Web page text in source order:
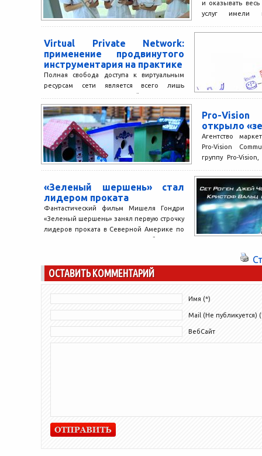
и оказывать весь
услуг имели
образованием....
Virtual Private Network:
применение продвинутого
инструментария на практике
Полная свобода доступа к виртуальным
ресурсам сети является всего лишь
видимостью. С одной стороны,
существующие технологии позволяют
идентифицировать пользователей по...
Pro-Vision
открыло
Агентство
Pro-Vision
группу Pro-
Первой акцией в
«Зеленый шершень» стал
лидером проката
Фантастический фильм Мишеля Гондри
«Зеленый шершень» занял первую строчку
лидеров проката в Северной Америке по
итогам выходных 14-16 января. Об...
ОСТАВИТЬ КОММЕНТАРИЙ
Имя (*)
Mail (Не публикуется)
ВебСайт